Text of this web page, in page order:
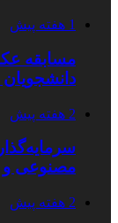
1 هفته پیش
مسابقه
2 هفته پیش
مصنوعی و ۵ حوزه راهبردی کشور
2 هفته پیش